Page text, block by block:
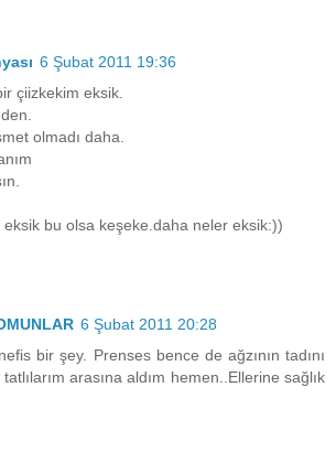
6 Şubat 2011 19:36
çiizkekim eksik.
olmadı daha.
bu olsa keşeke.daha neler eksik:))
6 Şubat 2011 20:28
bir şey. Prenses bence de ağzının tadını
arasına aldım hemen..Ellerine sağlık